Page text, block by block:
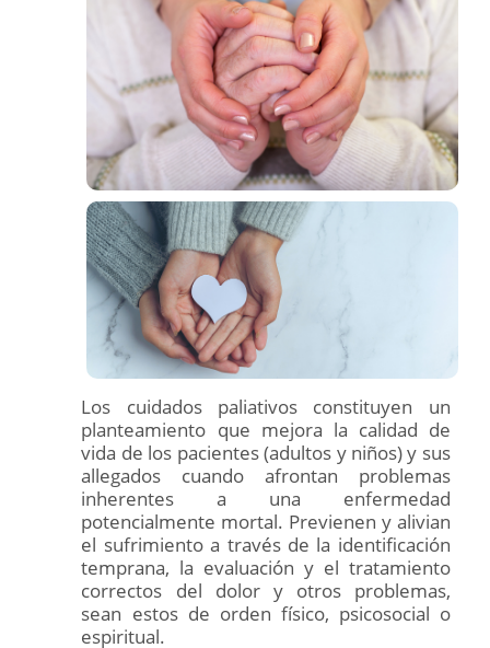
Los cuidados paliativos constituyen un
planteamiento que mejora la calidad de
vida de los pacientes (adultos y niños) y sus
allegados cuando afrontan problemas
inherentes a una enfermedad
potencialmente mortal. Previenen y alivian
el sufrimiento a través de la identificación
temprana, la evaluación y el tratamiento
correctos del dolor y otros problemas,
sean estos de orden físico, psicosocial o
espiritual.